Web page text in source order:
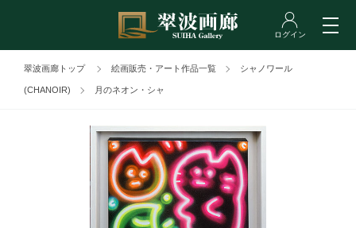
翠波画廊トップ 絵画販売・アート作品一覧 シャノワール
(CHANOIR) 月のネオン・シャ